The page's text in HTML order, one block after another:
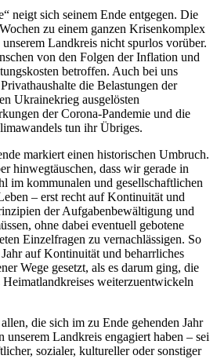
neigt sich seinem Ende entgegen. Die
zu einem ganzen Krisenkomplex
Landkreis nicht spurlos vorüber.
von den Folgen der Inflation und
betroffen. Auch bei uns
die Belastungen der
Ukrainekrieg ausgelösten
der Corona-Pandemie und die
tun ihr Übriges.
markiert einen historischen Umbruch.
hinwegtäuschen, dass wir gerade in
im kommunalen und gesellschaftlichen
– erst recht auf Kontinuität und
der Aufgabenbewältigung und
ohne dabei eventuell gebotene
Einzelfragen zu vernachlässigen. So
auf Kontinuität und beharrliches
Wege gesetzt, als es darum ging, die
weiterzuentwickeln
die sich im zu Ende gehenden Jahr
Landkreis engagiert haben – sei
sozialer, kultureller oder sonstiger